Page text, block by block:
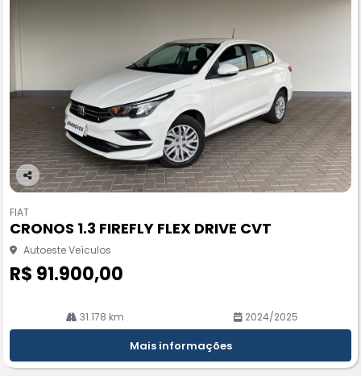
Co
pa
rtil
he
FIAT
CRONOS 1.3 FIREFLY FLEX DRIVE CVT
Autoeste Veículos
R$ 91.900,00
31.178 km 2024/2025
Mais informações